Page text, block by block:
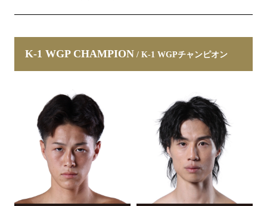
K-1 WGP CHAMPION / K-1 WGPチャンピオン